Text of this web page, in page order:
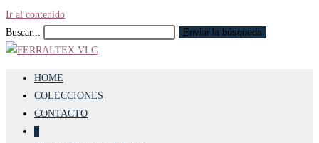
Ir al contenido
Buscar...
Enviar la búsqueda
HOME
COLECCIONES
CONTACTO